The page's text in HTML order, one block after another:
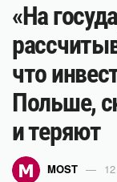
«На
что
Польше,
и теряют
MOST